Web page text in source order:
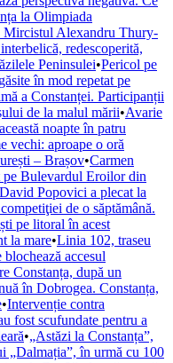
la Olimpiada
Mircistul Alexandru Thury-
redescoperită,
Peninsulei•Pericol pe
în mod repetat pe
a Constanței. Participanții
de la malul mării•Avarie
noapte în patru
vechi: aproape o oră
– Brașov•Carmen
pe Bulevardul Eroilor din
David Popovici a plecat la
de o săptămână.
pe litoral în acest
la mare•Linia 102, traseu
accesul
Constanța, după un
în Dobrogea. Constanța,
•Intervenție contra
fost scufundate pentru a
•„Astăzi la Constanța”,
„Dalmația”, în urmă cu 100